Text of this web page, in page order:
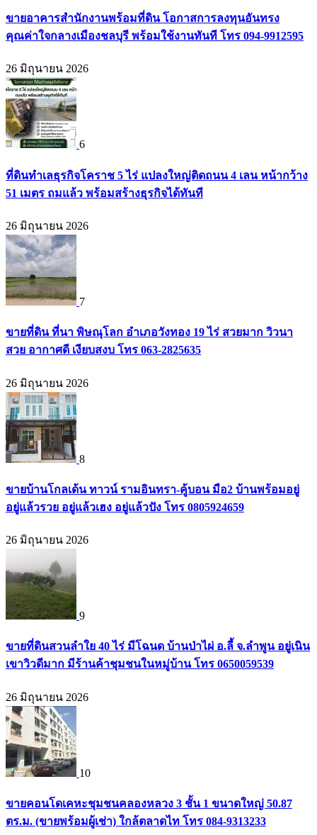
ขายอาคารสำนักงานพร้อมที่ดิน โอกาสการลงทุนอันทรง
คุณค่าใจกลางเมืองชลบุรี พร้อมใช้งานทันที โทร 094-9912595
26 มิถุนายน 2026
6
ที่ดินทำเลธุรกิจโคราช 5 ไร่ แปลงใหญ่ติดถนน 4 เลน หน้ากว้าง
51 เมตร ถมแล้ว พร้อมสร้างธุรกิจได้ทันที
26 มิถุนายน 2026
7
ขายที่ดิน ที่นา พิษณุโลก อำเภอวังทอง 19 ไร่ สวยมาก วิวนา
สวย อากาศดี เงียบสงบ โทร 063-2825635
26 มิถุนายน 2026
8
ขายบ้านโกลเด้น ทาวน์ รามอินทรา-คู้บอน มือ2 บ้านพร้อมอยู่
อยู่แล้วรวย อยู่แล้วเฮง อยู่แล้วปัง โทร 0805924659
26 มิถุนายน 2026
9
ขายที่ดินสวนลำใย 40 ไร่ มีโฉนด บ้านป่าไผ่ อ.ลี้ จ.ลำพูน อยู่เนิน
เขาวิวดีมาก มีร้านค้าชุมชนในหมู่บ้าน โทร 0650059539
26 มิถุนายน 2026
10
ขายคอนโดเคหะชุมชนคลองหลวง 3 ชั้น 1 ขนาดใหญ่ 50.87
ตร.ม. (ขายพร้อมผู้เช่า) ใกล้ตลาดไท โทร 084-9313233